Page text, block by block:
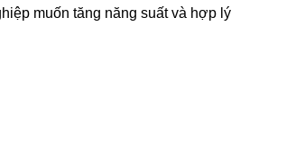
muốn tăng năng suất và hợp lý